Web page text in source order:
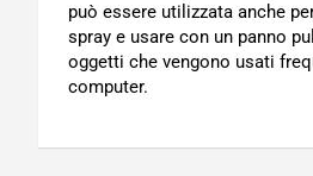
può essere utilizzata anche
spray e usare con un panno
oggetti che vengono usati
computer.